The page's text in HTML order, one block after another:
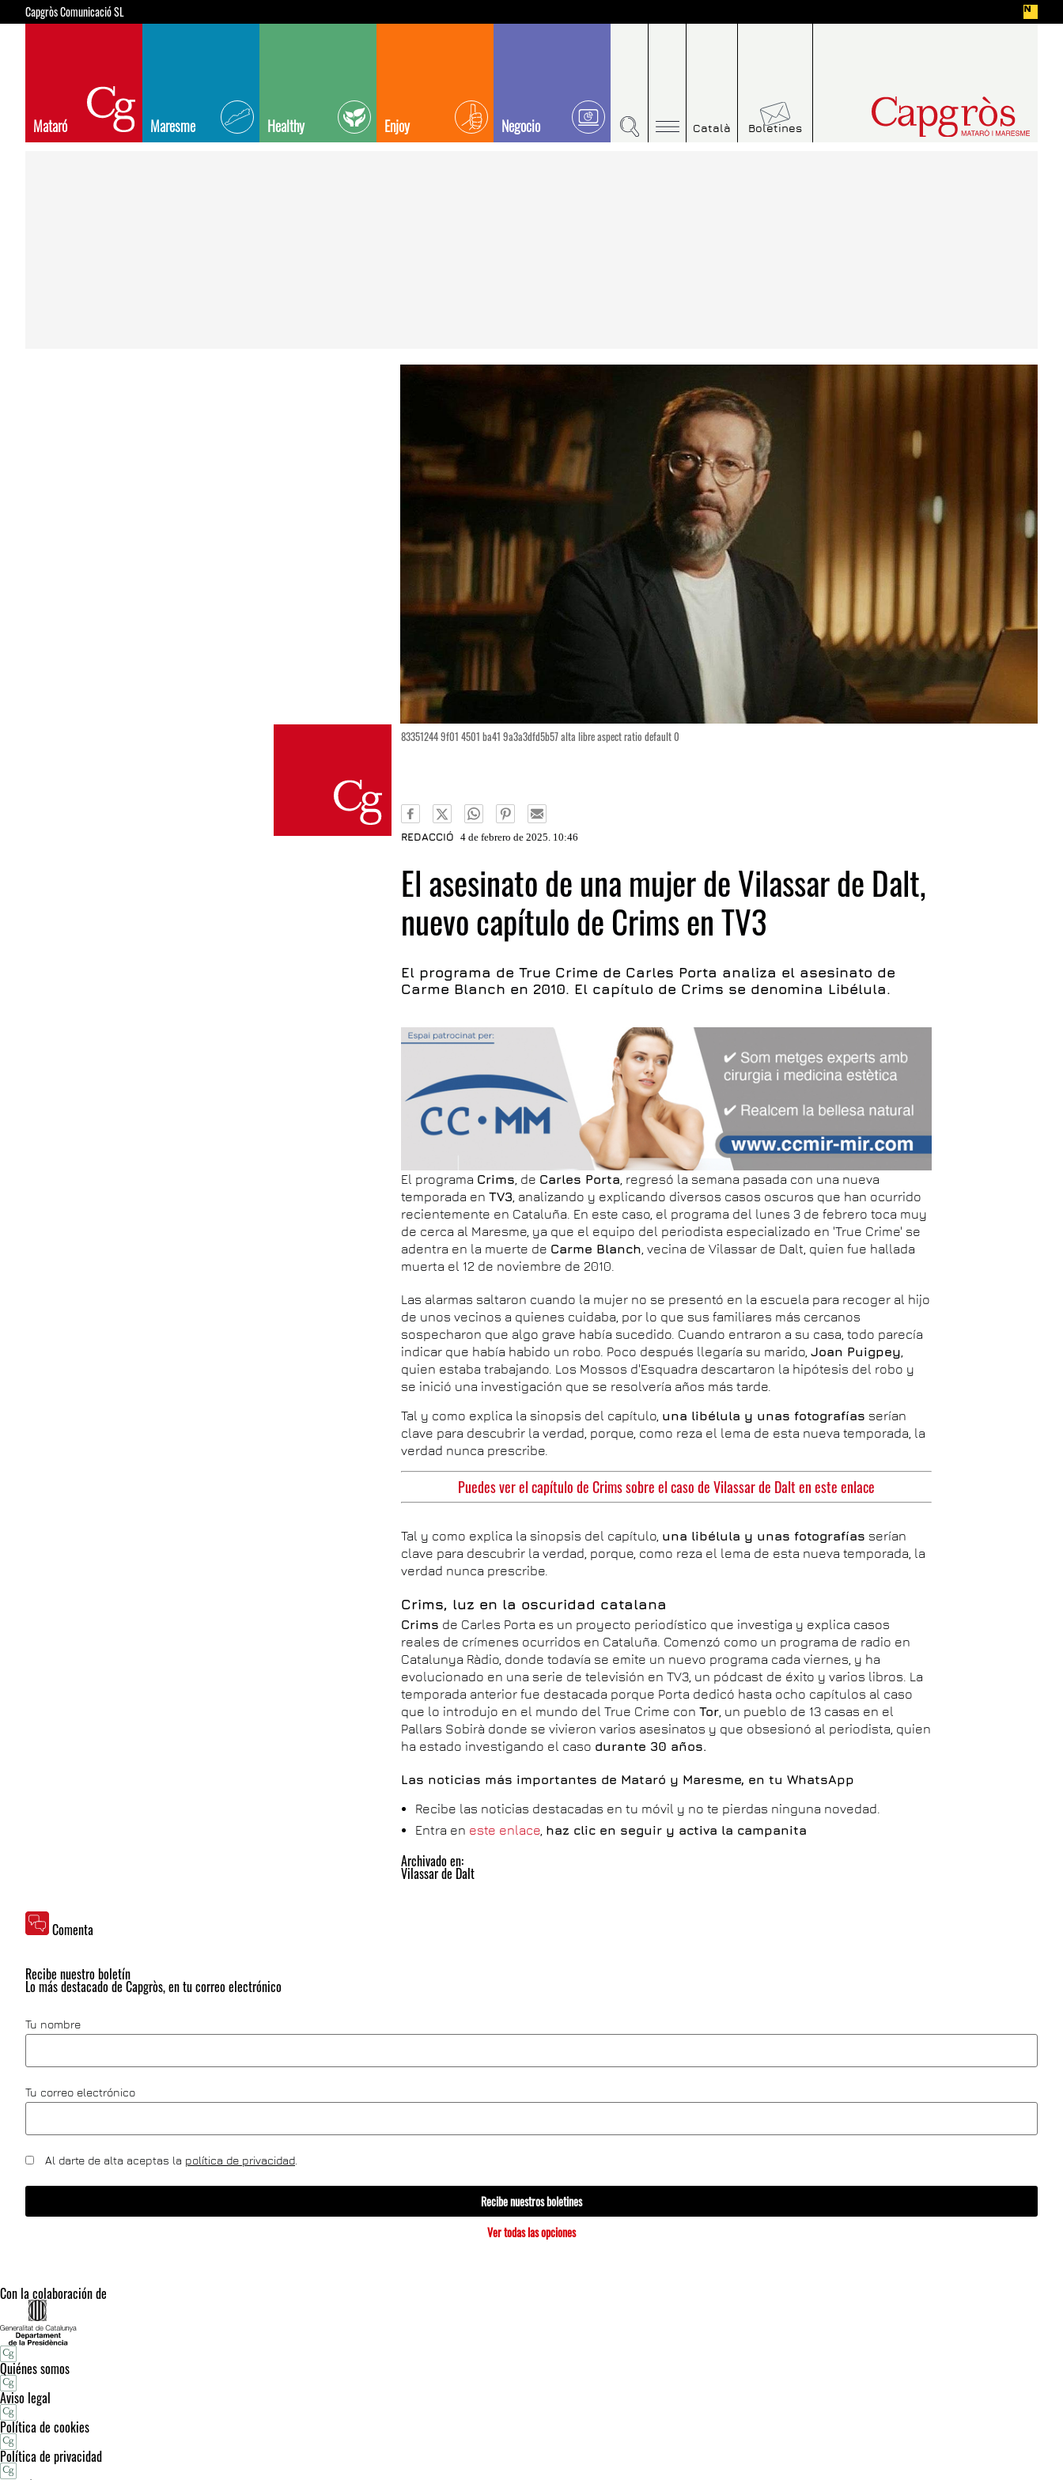
Capgròs Comunicació SL
Mataró Maresme Healthy Enjoy Negocio Català Boletines
83351244 9f01 4501 ba41 9a3a3dfd5b57 alta libre aspect ratio default 0
REDACCIÓ 4 de febrero de 2025. 10:46
El asesinato de una mujer de Vilassar de Dalt,
nuevo capítulo de Crims en TV3
El programa de True Crime de Carles Porta analiza el asesinato de
Carme Blanch en 2010. El capítulo de Crims se denomina Libélula.
El programa Crims , de Carles Porta , regresó la semana pasada con una nueva
temporada enTV3 , analizando y explicando diversos casos oscuros que han ocurrido
recientemente en Cataluña. En este caso, el programa del lunes 3 de febrero toca muy
de cerca al Maresme, ya que el equipo del periodista especializado en 'True Crime' se
adentra en la muerte de Carme Blanch , vecina de Vilassar de Dalt, quien fue hallada
muerta el 12 de noviembre de 2010.
Las alarmas saltaron cuando la mujer no se presentó en la escuela para recoger al hijo
de unos vecinos a quienes cuidaba, por lo que sus familiares más cercanos
sospecharon que algo grave había sucedido. Cuando entraron a su casa, todo parecía
indicar que había habido un robo. Poco después llegaría su marido,Joan Puigpey
quien estaba trabajando. Los Mossos d'Esquadra descartaron la hipótesis del robo y
se inició una investigación que se resolvería años más tarde.
Tal y como explica la sinopsis del capítulo, una libélula y unas fotografías serían
clave para descubrir la verdad, porque, como reza el lema de esta nueva temporada, la
verdad nunca prescribe.
Puedes ver el capítulo de Crims sobre el caso de Vilassar de Dalt en este enlace
Tal y como explica la sinopsis del capítulo, una libélula y unas fotografías serían
clave para descubrir la verdad, porque, como reza el lema de esta nueva temporada, la
verdad nunca prescribe.
Crims, luz en la oscuridad catalana
Crims de Carles Porta es un proyecto periodístico que investiga y explica casos
reales de crímenes ocurridos en Cataluña. Comenzó como un programa de radio en
Catalunya Ràdio, donde todavía se emite un nuevo programa cada viernes, y ha
evolucionado en una serie de televisión en TV3, un pódcast de éxito y varios libros. La
temporada anterior fue destacada porque Porta dedicó hasta ocho capítulos al caso
que lo introdujo en el mundo del True Crime conTor , un pueblo de 13 casas en el
Pallars Sobirà donde se vivieron varios asesinatos y que obsesionó al periodista, quien
ha estado investigando el caso durante 30 años.
Las noticias más importantes de Mataró y Maresme, en tu WhatsApp
Recibe las noticias destacadas en tu móvil y no te pierdas ninguna novedad.
Entra en este enlace haz clic en seguir y activa la campanita
Archivado en:
Vilassar de Dalt
Comenta
Recibe nuestro boletín
Lo más destacado de Capgròs, en tu correo electrónico
Tu nombre
Tu correo electrónico
Al darte de alta aceptas la política de privacidad.
Recibe nuestros boletines
Ver todas las opciones
Con la colaboración de
Quiénes somos
Aviso legal
Política de cookies
Política de privacidad